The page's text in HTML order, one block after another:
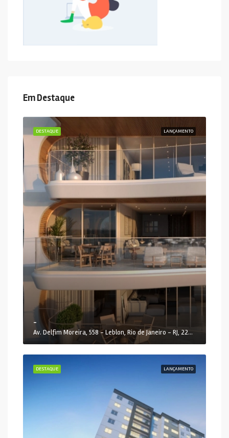
Em Destaque
LANÇAMENTO
DESTAQUE
-
Av. Delfim Moreira, 558 - Leblon, Rio de Janeiro - RJ, 22441-000, Brasil
LANÇAMENTO
DESTAQUE